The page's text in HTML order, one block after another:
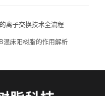
离子交换技术全流程
混床阳树脂的作用解析